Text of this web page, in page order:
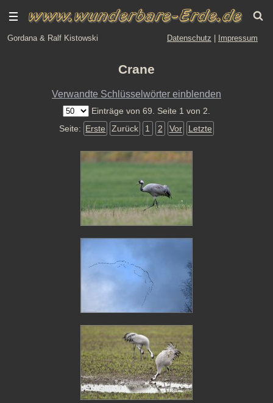
Gordana & Ralf Kistowski Datenschutz Impressum
Crane
Verwandte Schlüsselwörter einblenden
Einträge von 69. Seite 1 von 2.
Seite: Erste Zurück 1 2 Vor Letzte